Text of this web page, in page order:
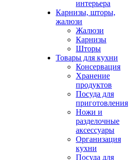
интерьера
Карнизы, шторы,
жалюзи
Жалюзи
Карнизы
Шторы
Товары для кухни
Консервация
Хранение
продуктов
Посуда для
приготовления
Ножи и
разделочные
аксессуары
Организация
кухни
Посуда для